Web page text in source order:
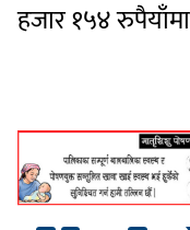
हजार १५४